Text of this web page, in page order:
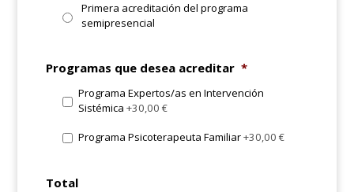
Primera acreditación del programa
semipresencial
Programas que desea acreditar *
Programa Expertos/as en Intervención
Sistémica +30,00 €
Programa Psicoterapeuta Familiar+30,00 €
Total